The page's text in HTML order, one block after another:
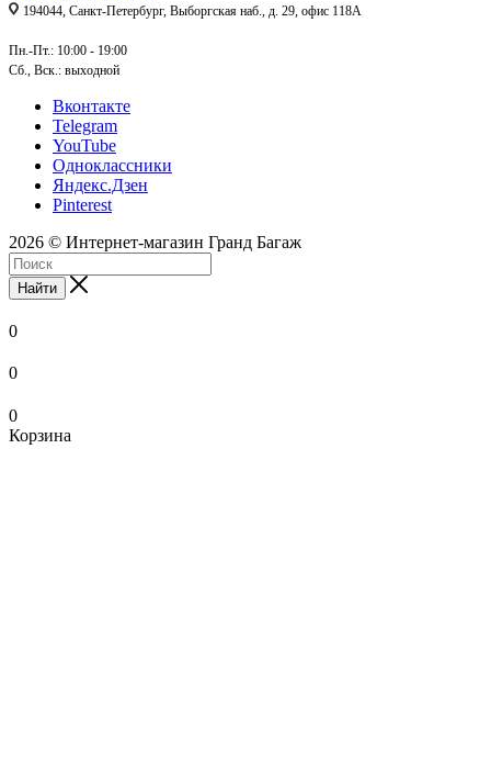
194044, Санкт-Петербург, Выборгская наб., д. 29, офис 118А
Пн.-Пт.: 10:00 - 19:00
Сб., Вск.: выходной
Вконтакте
Telegram
YouTube
Одноклассники
Яндекс.Дзен
Pinterest
2026 © Интернет-магазин Гранд Багаж
Найти
0
0
0
Корзина